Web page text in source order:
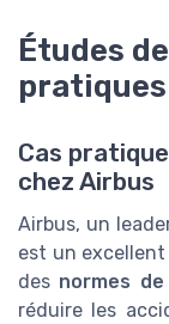
Études
pratiques
Cas
chez Airbus
Airbus, un
est un
des normes
réduire les